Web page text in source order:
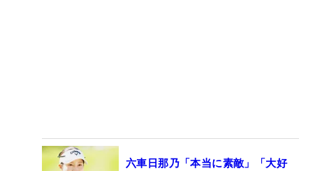
六車日那乃「本当に素敵」「大好